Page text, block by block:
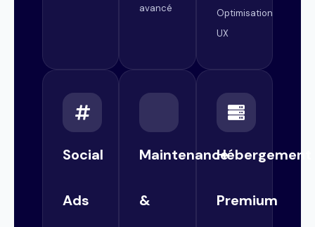
avancé
Optimisation
UX
Social
Ads
Maintenance
&
Hébergement
Premium